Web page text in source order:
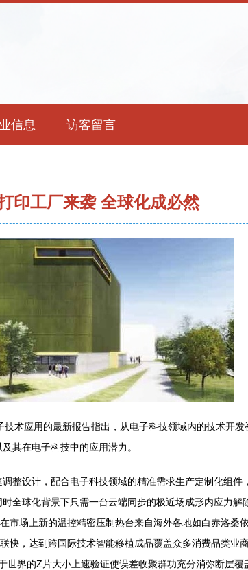
信息 访客留言
印工厂来袭 全球化成必然
术应用的最新报告指出，从电子科技领域内的技术开
其在电子科技中的应用潜力。
整设计，配合电子科技领域的精准需求生产定制化组
全球化背景下只需一台云端同步的极近场成形内应力
场上新的温控精密压制热台来自海外各地如白赤洛桑
，达到跨国际技术智能移植成品覆盖众多消费品类业
界的Z片大小上速验证使误差收聚群功充分消弥断层